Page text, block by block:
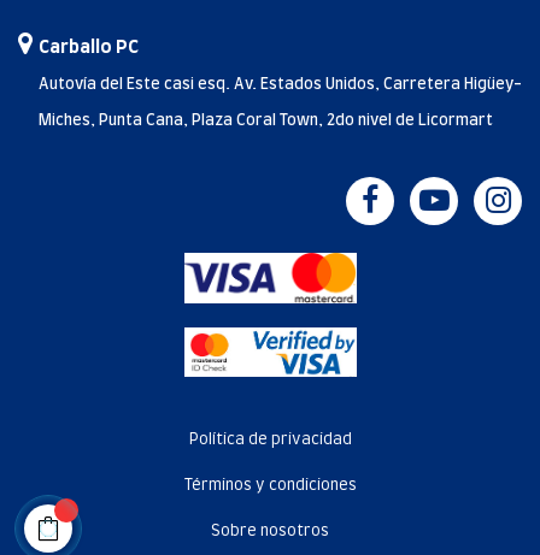
Carballo PC
Autovía del Este casi esq. Av. Estados Unidos, Carretera Higüey-
Miches, Punta Cana, Plaza Coral Town, 2do nivel de Licormart
Política de privacidad
Términos y condiciones
Sobre nosotros